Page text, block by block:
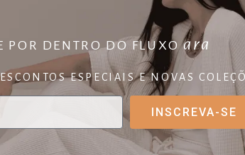
POR DENTRO DO FLUXOara
ESPECIAIS E NOVAS
INSCREVA-SE